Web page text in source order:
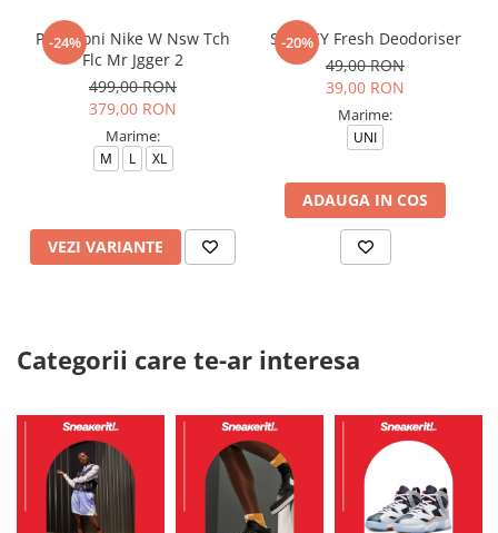
-24%
Pantaloni Nike W Nsw Tch
Flc Mr Jgger 2
499,00 RON
379,00 RON
Marime:
M L XL
VEZI VARIANTE
-20%
SNEAKY Fresh Deodoriser
49,00 RON
39,00 RON
Marime:
UNI
ADAUGA IN COS
Categorii care te-ar interesa